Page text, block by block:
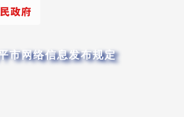
市网络信息发布规定